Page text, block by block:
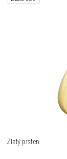
Zlatý prsten